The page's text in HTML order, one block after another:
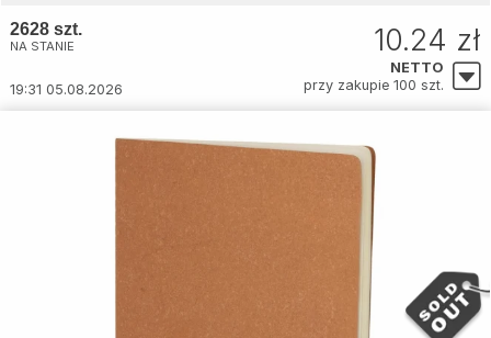
2628 szt.
NA STANIE
19:31 05.08.2026
10.24 zł
NETTO
przy zakupie 100 szt.